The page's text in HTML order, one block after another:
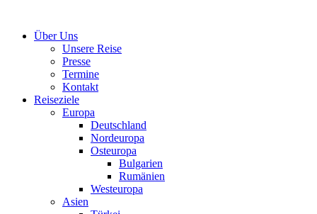
Über Uns
Unsere Reise
Presse
Termine
Kontakt
Reiseziele
Europa
Deutschland
Nordeuropa
Osteuropa
Bulgarien
Rumänien
Westeuropa
Asien